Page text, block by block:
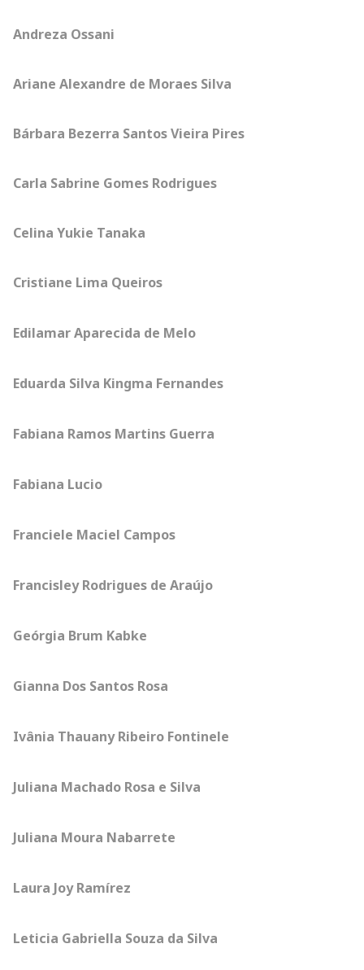
Andreza Ossani
Ariane Alexandre de Moraes Silva
Bárbara Bezerra Santos Vieira Pires
Carla Sabrine Gomes Rodrigues
Celina Yukie Tanaka
Cristiane Lima Queiros
Edilamar Aparecida de Melo
Eduarda Silva Kingma Fernandes
Fabiana Ramos Martins Guerra
Fabiana Lucio
Franciele Maciel Campos
Francisley Rodrigues de Araújo
Geórgia Brum Kabke
Gianna Dos Santos Rosa
Ivânia Thauany Ribeiro Fontinele
Juliana Machado Rosa e Silva
Juliana Moura Nabarrete
Laura Joy Ramírez
Leticia Gabriella Souza da Silva